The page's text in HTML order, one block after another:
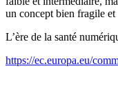
un concept bien fragile
L’ère de la santé
https://ec.europa.eu/